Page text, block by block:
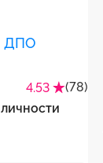
4.53
(78)